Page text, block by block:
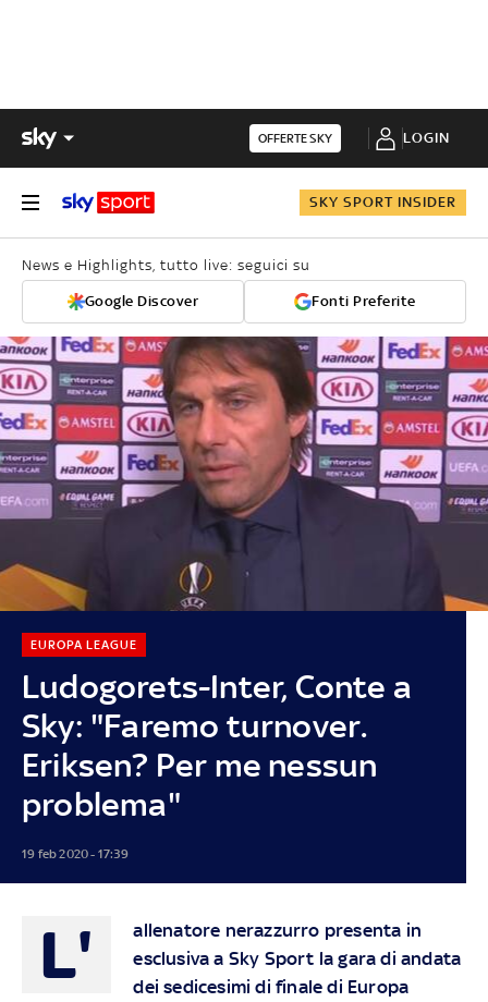
OFFERTE SKY LOGIN
SKY SPORT INSIDER
News e Highlights, tutto live: seguici su
Google Discover Fonti Preferite
Ludogorets-Inter, Conte a
Sky: "Faremo turnover.
Eriksen? Per me nessun
problema"
EUROPA LEAGUE
19 feb 2020 - 17:39
L'
allenatore nerazzurro presenta in
esclusiva a Sky Sport la gara di andata
dei sedicesimi di finale di Europa